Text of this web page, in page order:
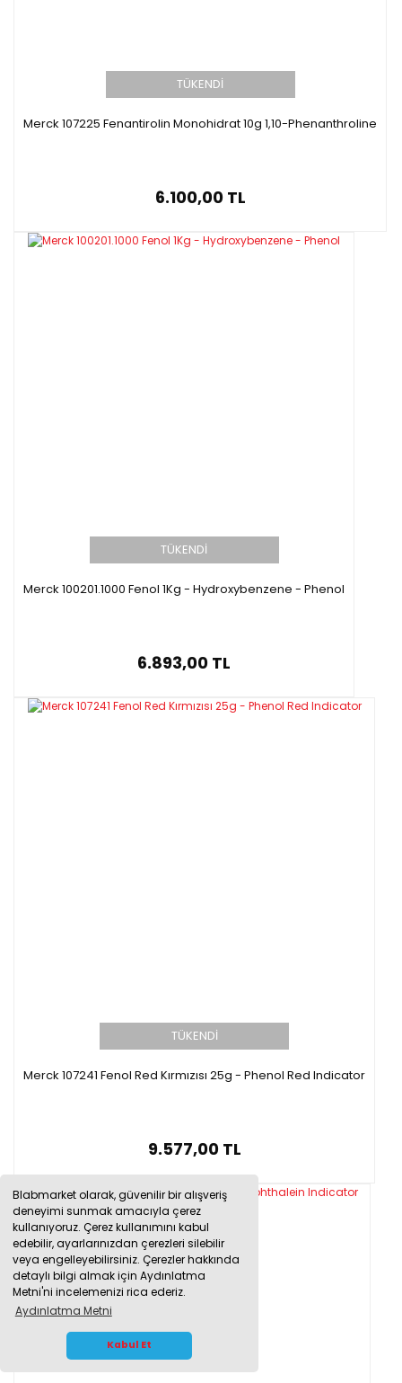
Blabmarket olarak, güvenilir bir alışveriş
deneyimi sunmak amacıyla çerez
kullanıyoruz. Çerez kullanımını kabul
edebilir, ayarlarınızdan çerezleri silebilir
veya engelleyebilirsiniz. Çerezler hakkında
detaylı bilgi almak için Aydınlatma
Metni'ni incelemenizi rica ederiz.
Aydınlatma Metni
Kabul Et
TÜKENDİ
Merck 107225 Fenantirolin Monohidrat 10g 1,10-Phenanthroline
6.100,00 TL
TÜKENDİ
Merck 100201.1000 Fenol 1Kg - Hydroxybenzene - Phenol
6.893,00 TL
TÜKENDİ
Merck 107241 Fenol Red Kırmızısı 25g - Phenol Red Indicator
9.577,00 TL
WHATSAPP İLETİŞİM